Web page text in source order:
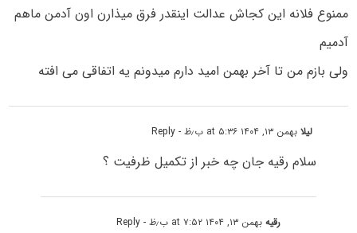
ممنوع فلانه این کجاش عدالت اینقدر فرق میذارن اون آدمن ماهم
آدمیم
ولی بازم من تا آخر بهمن امید دارم میدونم یه اتفاقی می افته
لیلابهمن ۱۳, ۱۴۰۴ at ۵:۳۶ ب٫ظ - Reply
سلام رقیه جان چه خبر از تکمیل ظرفیت ؟
رقیهبهمن ۱۳, ۱۴۰۴ at ۷:۵۲ ب٫ظ - Reply